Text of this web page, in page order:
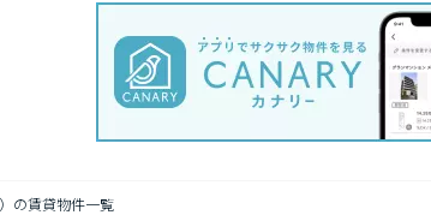
の賃貸物件一覧